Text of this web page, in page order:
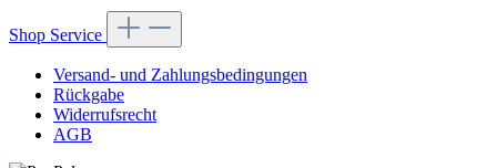
Shop Service
Versand- und Zahlungsbedingungen
Rückgabe
Widerrufsrecht
AGB